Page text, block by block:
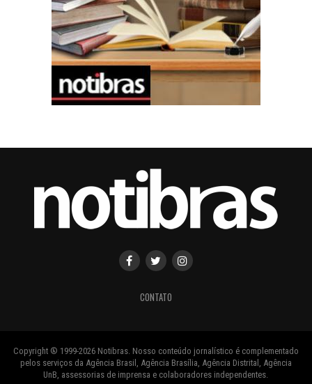
CONTATO
Copyright ® 1999-2026 Notibras. Nosso conteúdo jornalístico é complementado
pelos serviços da Agência Brasil, Agência Brasília, Agência Distrital, Agência
UnB, assessorias de imprensa e colaboradores independentes.